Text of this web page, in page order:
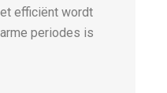
efficiënt wordt
periodes is